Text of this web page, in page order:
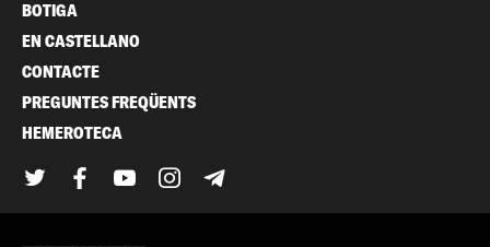
BOTIGA
EN CASTELLANO
CONTACTE
PREGUNTES FREQÜENTS
HEMEROTECA
TwitterFacebook
YouTubeInstagram